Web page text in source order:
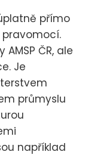
přímo
ČR, ale
Je
průmyslu
například